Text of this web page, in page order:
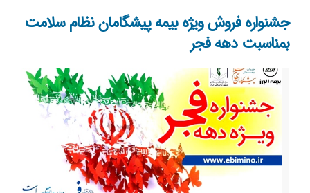
جشنواره فروش ویژه بیمه‌ پیشگامان نظام سلامت
بمناسبت دهه فجر